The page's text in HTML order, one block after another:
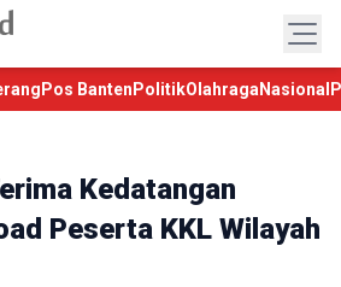
Pos Banten PolitikOlahraga Nasional
Kedatangan
Peserta KKL Wilayah